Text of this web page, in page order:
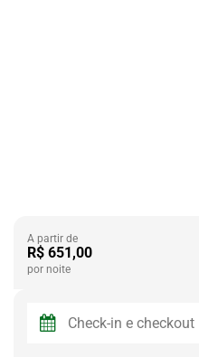
A partir de
R$ 651,00
por noite